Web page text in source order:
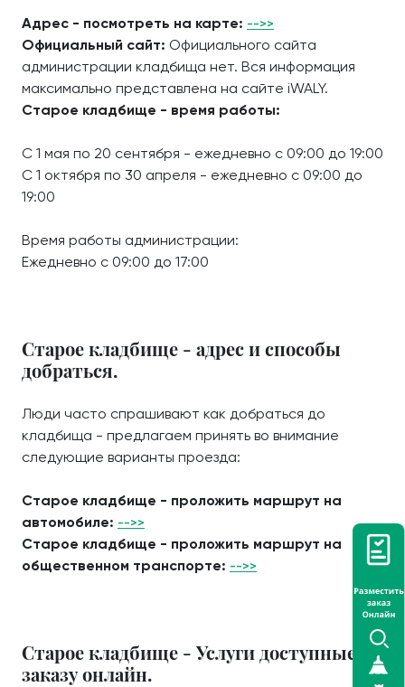
Адрес - посмотреть на карте: -->>
Официальный сайт: Официального сайта
администрации кладбища нет. Вся информация
максимально представлена на сайте iWALY.
Старое кладбище - время работы:
С 1 мая по 20 сентября - ежедневно с 09:00 до 19:00
С 1 октября по 30 апреля - ежедневно с 09:00 до
19:00
Время работы администрации:
Ежедневно с 09:00 до 17:00
Старое кладбище - адрес и способы
добраться.
Люди часто спрашивают как добраться до
кладбища - предлагаем принять во внимание
следующие варианты проезда:
Старое кладбище - проложить маршрут на
автомобиле: -->>
Старое кладбище - проложить маршрут на
общественном транспорте: -->>
Старое кладбище - Услуги доступные к
заказу онлайн.